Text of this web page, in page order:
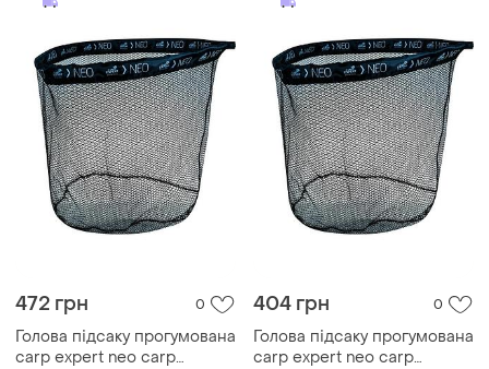
472 грн 0
Голова підсаку прогумована
carp expert neo carp
404 грн 0
Голова підсаку прогумована
carp expert neo carp